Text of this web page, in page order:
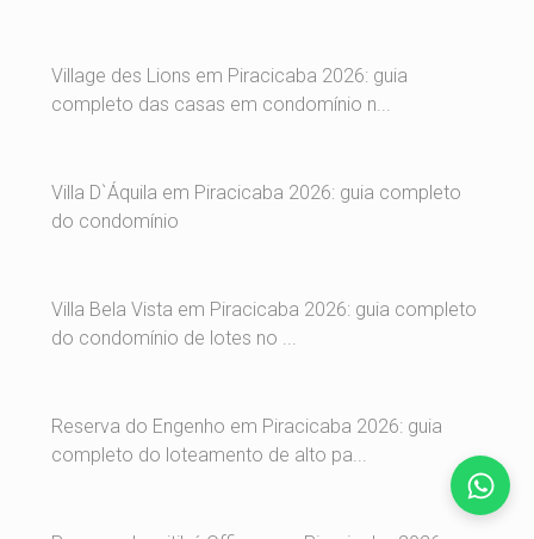
Village des Lions em Piracicaba 2026: guia
completo das casas em condomínio n...
Villa D`Áquila em Piracicaba 2026: guia completo
do condomínio
Villa Bela Vista em Piracicaba 2026: guia completo
do condomínio de lotes no ...
Reserva do Engenho em Piracicaba 2026: guia
completo do loteamento de alto pa...